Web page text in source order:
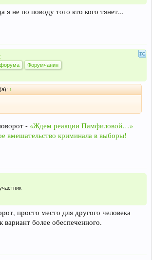
я не по поводу того кто кого тянет...
Форумчанин
↑
- «Ждем реакции Памфиловой…»
вмешательство криминала в выборы!
просто место для другого человека
вариант более обеспеченного.